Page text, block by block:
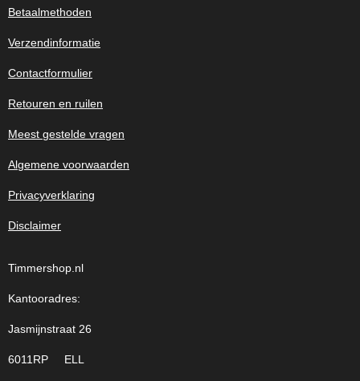
Betaalmethoden
Verzendinformatie
Contactformulier
Retouren en ruilen
Meest gestelde vragen
Algemene voorwaarden
Privacyverklaring
Disclaimer
Timmershop.nl
Kantooradres:
Jasmijnstraat 26
6011RP ELL